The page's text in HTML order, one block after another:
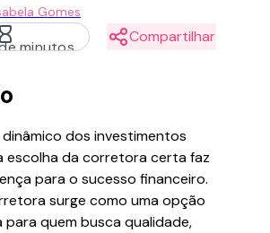
Gomes
minutos
Compartilhar
dos investimentos
escolha da corretora certa faz
para o sucesso financeiro.
surge como uma opção
para quem busca qualidade,